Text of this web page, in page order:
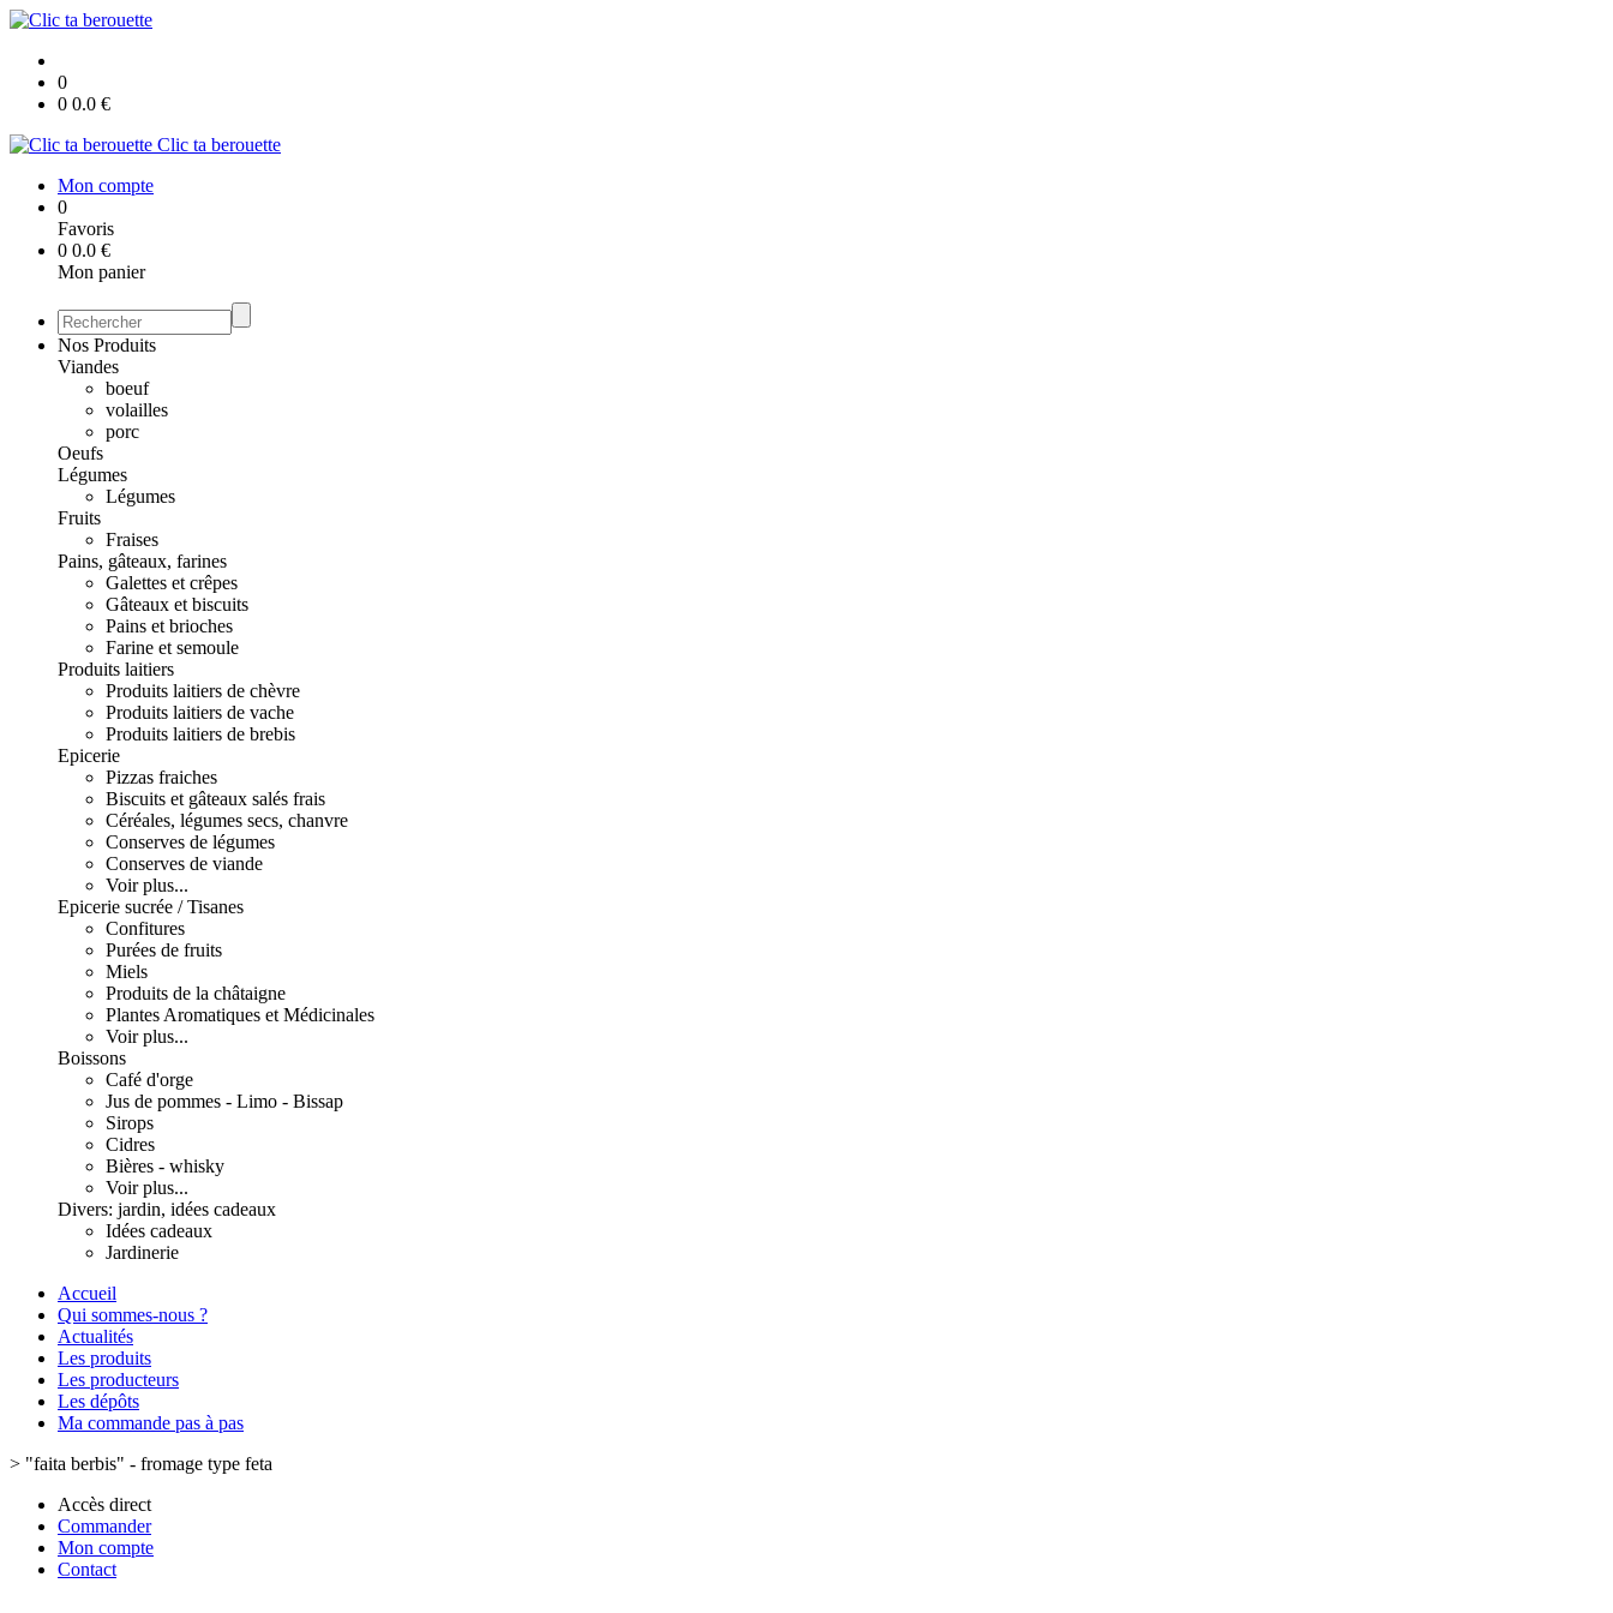
0
0 0.0 €
Clic ta berouette
Mon compte
0
Favoris
0 0.0 €
Mon panier
Nos Produits
Viandes
boeuf
volailles
porc
Oeufs
Légumes
Légumes
Fruits
Fraises
Pains, gâteaux, farines
Galettes et crêpes
Gâteaux et biscuits
Pains et brioches
Farine et semoule
Produits laitiers
Produits laitiers de chèvre
Produits laitiers de vache
Produits laitiers de brebis
Epicerie
Pizzas fraiches
Biscuits et gâteaux salés frais
Céréales, légumes secs, chanvre
Conserves de légumes
Conserves de viande
Voir plus...
Epicerie sucrée / Tisanes
Confitures
Purées de fruits
Miels
Produits de la châtaigne
Plantes Aromatiques et Médicinales
Voir plus...
Boissons
Café d'orge
Jus de pommes - Limo - Bissap
Sirops
Cidres
Bières - whisky
Voir plus...
Divers: jardin, idées cadeaux
Idées cadeaux
Jardinerie
Accueil
Qui sommes-nous ?
Actualités
Les produits
Les producteurs
Les dépôts
Ma commande pas à pas
> "faita berbis" - fromage type feta
Accès direct
Commander
Mon compte
Contact